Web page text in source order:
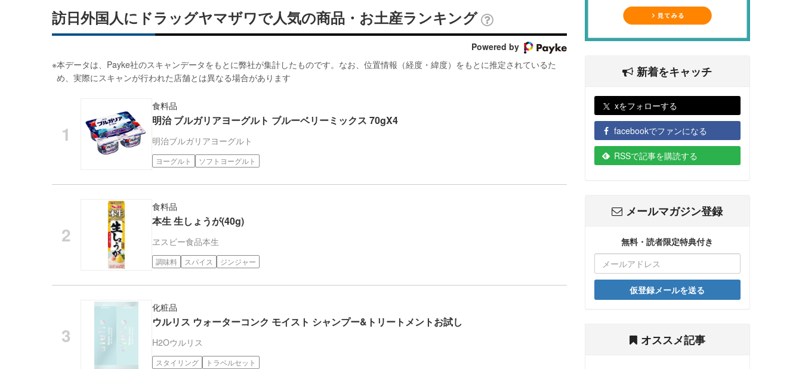
追
加
訪日外国人にドラッグヤマザワで人気の商品・お土産ランキング
Powered by
※本データは、Payke社のスキャンデータをもとに弊社が集計したものです。なお、位置情報（経度・緯度）をもとに推定されているた
め、実際にスキャンが行われた店舗とは異なる場合があります
食料品
明治 ブルガリアヨーグルト ブルーベリーミックス 70gX4
明治ブルガリアヨーグルト
ヨーグルト ソフトヨーグルト
食料品
本生 生しょうが(40g)
ヱスビー食品本生
調味料 スパイス ジンジャー
化粧品
ウルリス ウォーターコンク モイスト シャンプー&トリートメントお試し
H2Oウルリス
スタイリング トラベルセット
新着をキャッチ
xをフォローする
facebookでファンになる
RSSで記事を購読する
メールマガジン登録
無料・読者限定特典付き
仮登録メールを送る
オススメ記事